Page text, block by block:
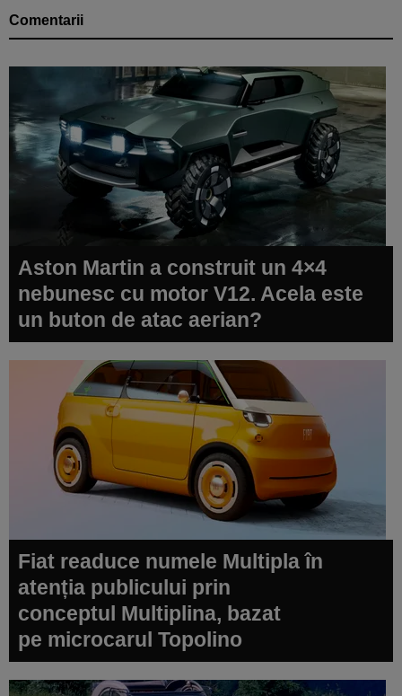
Comentarii
Aston Martin a construit un 4×4
nebunesc cu motor V12. Acela este
un buton de atac aerian?
Fiat readuce numele Multipla în
atenția publicului prin
conceptul Multiplina, bazat
pe microcarul Topolino